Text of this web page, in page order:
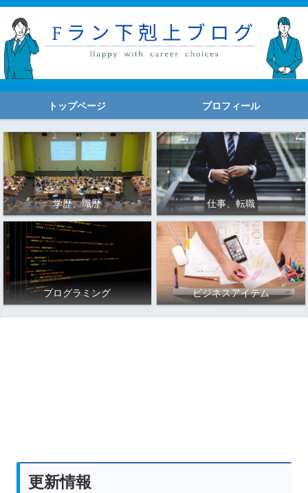
トップページ プロフィール
学歴、職歴 仕事、転職
プログラミング ビジネスアイテム
更新情報